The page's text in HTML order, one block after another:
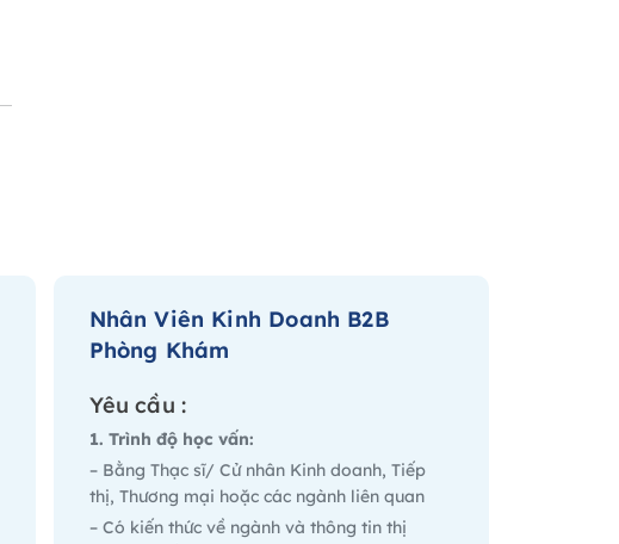
Nhân Viên Kinh Doanh B2B
Phòng Khám
Yêu cầu :
1. Trình độ học vấn:
– Bằng Thạc sĩ/ Cử nhân Kinh doanh, Tiếp
thị, Thương mại hoặc các ngành liên quan
– Có kiến thức về ngành và thông tin thị